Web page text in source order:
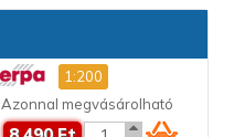
1:200
Azonnal megvásárolható